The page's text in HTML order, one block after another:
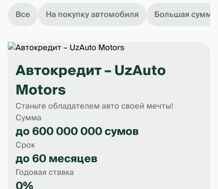
Все На покупку автомобиля Большая сумма
Автокредит – UzAuto
Motors
Станьте обладателем авто своей мечты!
Сумма
до 600 000 000 сумов
Срок
до 60 месяцев
Годовая ставка